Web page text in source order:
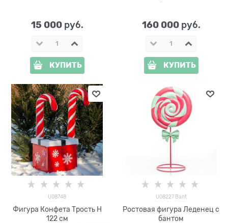
15 000 руб.
КУПИТЬ
160 000 руб.
КУПИТЬ
U08748
Фигура Конфета Трость H
122 см
U08227 Bant
Ростовая фигура Леденец с
бантом